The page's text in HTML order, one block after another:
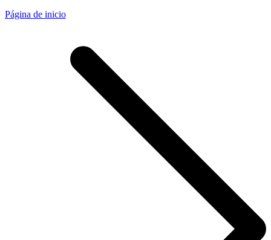
Página de inicio